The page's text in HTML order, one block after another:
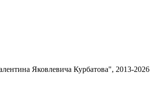
Яковлевича Курбатова", 2013-2026